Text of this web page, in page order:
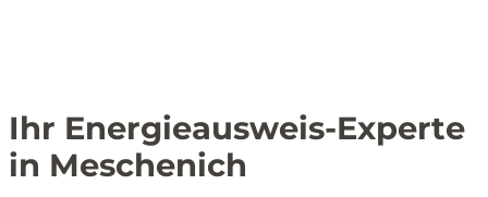
Ihr Energieausweis-Experte
in Meschenich